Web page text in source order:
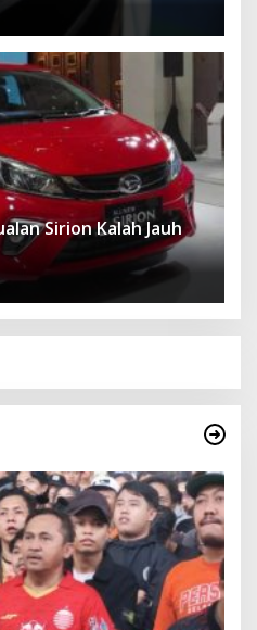
Sirion Kalah Jauh